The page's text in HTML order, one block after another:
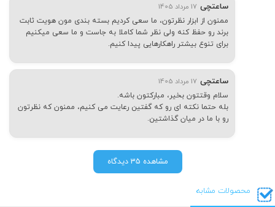
ساعتچی 17 مرداد 1405
ممنون از ابزار نظرتون، ما سعی کردیم بسته بندی مون هویت ثابت
برند رو حفظ کنه ولی نظر شما کاملا به جاست و ما سعی میکنیم
برای تنوع بیشتر راهکارهایی پیدا کنیم.
ساعتچی 17 مرداد 1405
سلام وقتتون بخیر، مبارکتون باشه.
بله حتما نکته ای رو که گفتین رعایت می کنیم، ممنون که نظرتون
رو با ما در میان گذاشتین.
مشاهده 35 دیدگاه
محصولات مشابه